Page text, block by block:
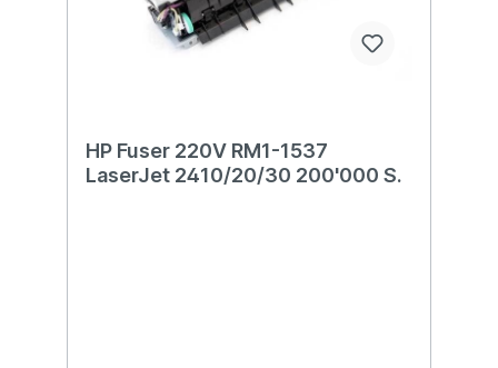
HP Fuser 220V RM1-1537
LaserJet 2410/20/30 200'000 S.